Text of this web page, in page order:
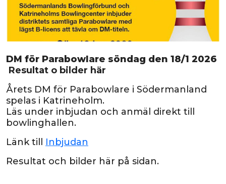
DM för Parabowlare söndag den 18/1 2026
Resultat o bilder här
Årets DM för Parabowlare i Södermanland
spelas i Katrineholm.
Läs under inbjudan och anmäl direkt till
bowlinghallen.
Länk till Inbjudan
Resultat och bilder här på sidan.